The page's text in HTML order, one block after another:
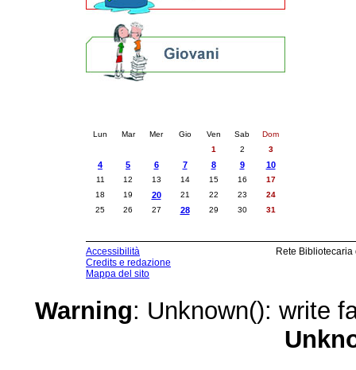
Lun Mar Mer Gio Ven Sab
Dom
1
2 3
4 5 6 7 8 9 10
11 12 13 14 15 16
17
18
19 20 21 22 23
24
25
26 27 28 29 30 31
Accessibilità
Credits e redazione
Mappa del sito
Rete
Warning: Unknown(): write